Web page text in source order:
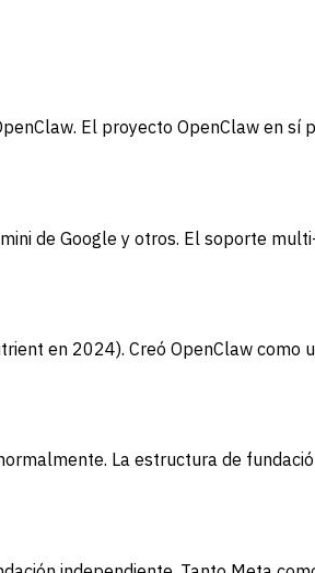
El proyecto OpenClaw en sí
de Google y otros. El soporte
en 2024). Creó OpenClaw como
La estructura de